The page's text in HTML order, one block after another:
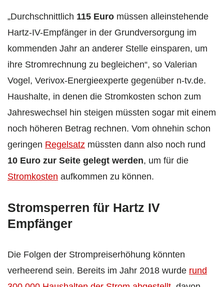
„Durchschnittlich 115 Euro müssen alleinstehende
Hartz-IV-Empfänger in der Grundversorgung im
kommenden Jahr an anderer Stelle einsparen, um
ihre Stromrechnung zu begleichen“, so Valerian
Vogel, Verivox-Energieexperte gegenüber n-tv.de.
Haushalte, in denen die Stromkosten schon zum
Jahreswechsel hin steigen müssten sogar mit einem
noch höheren Betrag rechnen. Vom ohnehin schon
geringen Regelsatz müssten dann also noch rund
10 Euro zur Seite gelegt werden, um für die
Stromkosten aufkommen zu können.
Stromsperren für Hartz IV
Empfänger
Die Folgen der Strompreiserhöhung könnten
verheerend sein. Bereits im Jahr 2018 wurde rund